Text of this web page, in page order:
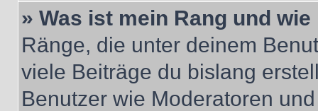
» Was ist mein Rang und
Ränge, die unter deinem
viele Beiträge du bislang
Benutzer wie Moderatoren